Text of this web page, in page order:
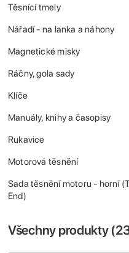
Těsnící tmely
Nářadí - na lanka a náhony
Magnetické misky
Ráčny, gola sady
Klíče
Manuály, knihy a časopisy
Rukavice
Motorová těsnění
Sada těsnění motoru - horní
End)
Všechny produkty (